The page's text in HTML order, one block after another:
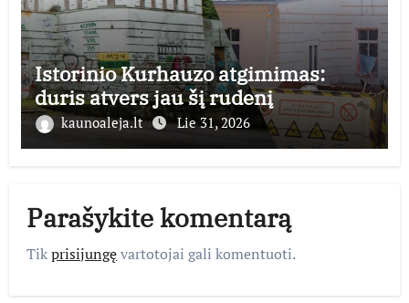
Istorinio Kurhauzo atgimimas:
duris atvers jau šį rudenį
kaunoaleja.lt Lie 31, 2026
Parašykite komentarą
Tikprisijungęvartotojai gali komentuoti.